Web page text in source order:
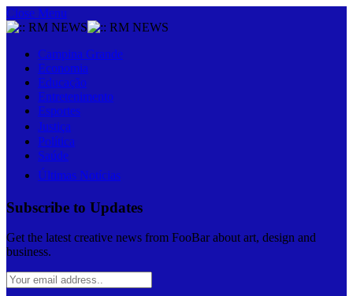
Close Menu
Campina Grande
Economia
Educação
Entretenimento
Esportes
Justiça
Política
Saúde
Últimas Notícias
Subscribe to Updates
Get the latest creative news from FooBar about art, design and
business.